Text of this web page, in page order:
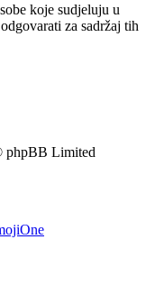
koje sudjeluju u
za sadržaj tih
phpBB Limited